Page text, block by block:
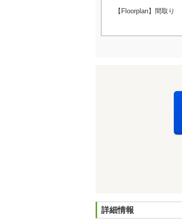
【Floorplan】間取り
詳細情報